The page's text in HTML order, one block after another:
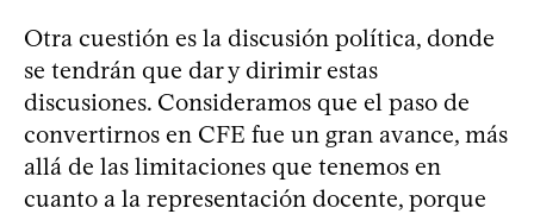
Otra cuestión es la discusión política, donde
se tendrán que dar y dirimir estas
discusiones. Consideramos que el paso de
convertirnos en CFE fue un gran avance, más
allá de las limitaciones que tenemos en
cuanto a la representación docente, porque